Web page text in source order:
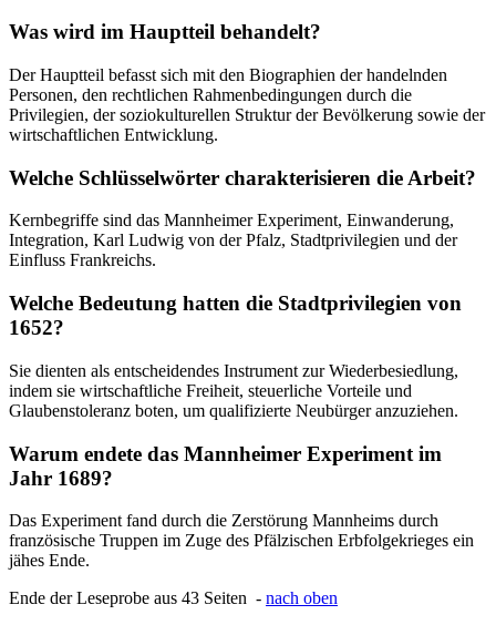
Was wird im Hauptteil behandelt?
Der Hauptteil befasst sich mit den Biographien der handelnden
Personen, den rechtlichen Rahmenbedingungen durch die
Privilegien, der soziokulturellen Struktur der Bevölkerung sowie der
wirtschaftlichen Entwicklung.
Welche Schlüsselwörter charakterisieren die Arbeit?
Kernbegriffe sind das Mannheimer Experiment, Einwanderung,
Integration, Karl Ludwig von der Pfalz, Stadtprivilegien und der
Einfluss Frankreichs.
Welche Bedeutung hatten die Stadtprivilegien von
1652?
Sie dienten als entscheidendes Instrument zur Wiederbesiedlung,
indem sie wirtschaftliche Freiheit, steuerliche Vorteile und
Glaubenstoleranz boten, um qualifizierte Neubürger anzuziehen.
Warum endete das Mannheimer Experiment im
Jahr 1689?
Das Experiment fand durch die Zerstörung Mannheims durch
französische Truppen im Zuge des Pfälzischen Erbfolgekrieges ein
jähes Ende.
Ende der Leseprobe aus 43 Seiten - nach oben